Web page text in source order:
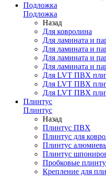
Подложка
Подложка
Назад
Для ковролина
Для ламината и
Для ламината и
Для ламината и
Для ламината и
Для LVT ПВХ
Для LVT ПВХ
Для LVT ПВХ
Плинтус
Плинтус
Назад
Плинтус ПВХ
Плинтус для
Плинтус
Плинтус
Пробковые
Крепление для